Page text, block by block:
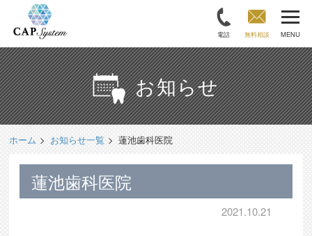
電話 無料相談 MENU
お知らせ
ホーム お知らせ一覧 蓮池歯科医院
蓮池歯科医院
2021.10.21